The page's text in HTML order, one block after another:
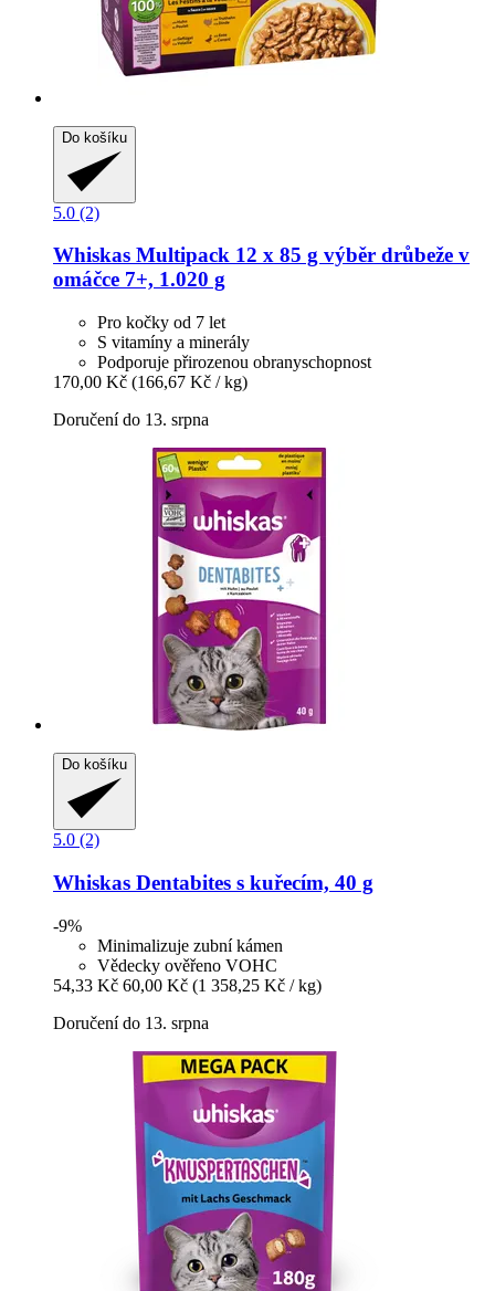
Do košíku
5.0 (2)
Whiskas Multipack 12 x 85 g výběr drůbeže v
omáčce 7+, 1.020 g
Pro kočky od 7 let
S vitamíny a minerály
Podporuje přirozenou obranyschopnost
170,00 Kč (166,67 Kč / kg)
Doručení do 13. srpna
Do košíku
5.0 (2)
Whiskas Dentabites s kuřecím, 40 g
-9%
Minimalizuje zubní kámen
Vědecky ověřeno VOHC
54,33 Kč 60,00 Kč (1 358,25 Kč / kg)
Doručení do 13. srpna